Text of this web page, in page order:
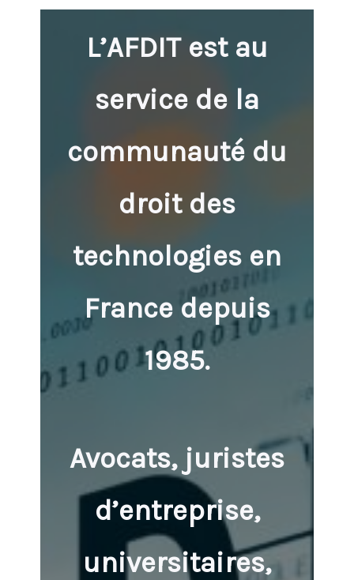
L’AFDIT est au
service de la
communauté du
droit des
technologies en
France depuis
1985.
Avocats, juristes
d’entreprise,
universitaires,